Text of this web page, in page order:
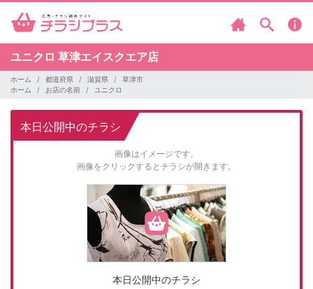
ユニクロ 草津エイスクエア店
ホーム 都道府県 滋賀県
草津市
ホーム
お店の名前 ユニクロ
本日公開中のチラシ
画像はイメージです。
画像をクリックするとチラシが開きます。
本日公開中のチラシ